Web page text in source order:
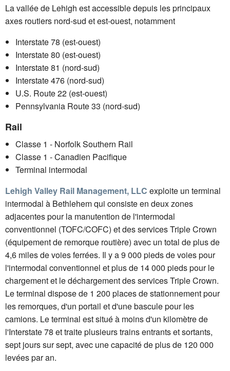
La vallée de Lehigh est accessible depuis les principaux
axes routiers nord-sud et est-ouest, notamment
Interstate 78 (est-ouest)
Interstate 80 (est-ouest)
Interstate 81 (nord-sud)
Interstate 476 (nord-sud)
U.S. Route 22 (est-ouest)
Pennsylvania Route 33 (nord-sud)
Rail
Classe 1 - Norfolk Southern Rail
Classe 1 - Canadien Pacifique
Terminal intermodal
Lehigh Valley Rail Management, LLC exploite un terminal
intermodal à Bethlehem qui consiste en deux zones
adjacentes pour la manutention de l'intermodal
conventionnel (TOFC/COFC) et des services Triple Crown
(équipement de remorque routière) avec un total de plus de
4,6 miles de voies ferrées. Il y a 9 000 pieds de voies pour
l'intermodal conventionnel et plus de 14 000 pieds pour le
chargement et le déchargement des services Triple Crown.
Le terminal dispose de 1 200 places de stationnement pour
les remorques, d'un portail et d'une bascule pour les
camions. Le terminal est situé à moins d'un kilomètre de
l'Interstate 78 et traite plusieurs trains entrants et sortants,
sept jours sur sept, avec une capacité de plus de 120 000
levées par an.